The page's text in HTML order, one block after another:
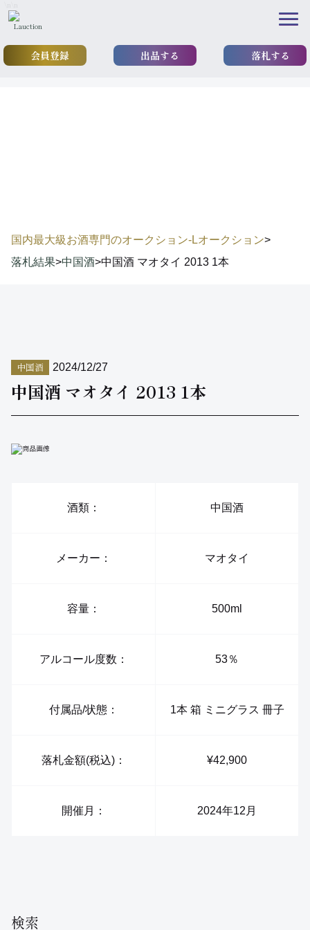
会員登録 出品する 落札する
国内最大級お酒専門のオークション-Lオークション>
落札結果>中国酒>中国酒 マオタイ 2013 1本
検索
中国酒 2024/12/27
中国酒 マオタイ 2013 1本
酒類： 中国酒
メーカー： マオタイ
容量： 500ml
アルコール度数： 53％
付属品/状態： 1本 箱 ミニグラス 冊子
落札金額(税込)： ¥42,900
開催月： 2024年12月